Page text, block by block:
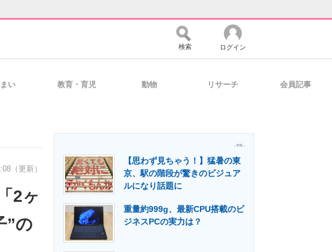
経営リーダーのコミュニティ マーケ×ITの今がよく分かる
製造業のIT導入・活用を支援
検索 ログイン
い 教育・育児 動物 リサーチ 会員記事
（更新）
2ヶ
”の
- PR -
【思わず見ちゃう！】猛暑の東
京、駅の階段が驚きのビジュア
ルになり話題に
重量約999g、最新CPU搭載のビ
ジネスPCの実力は？